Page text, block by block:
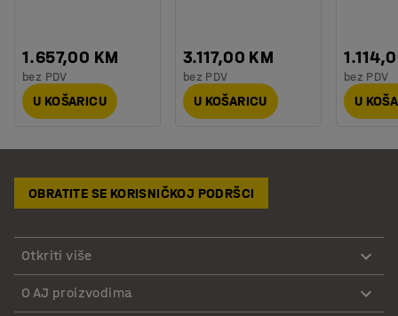
1.657,00 KM
bez PDV
U KOŠARICU
3.117,00 KM
bez PDV
U KOŠARICU
bez PDV
U
OBRATITE SE KORISNIČKOJ PODRŠCI
Otkriti više
O AJ proizvodima